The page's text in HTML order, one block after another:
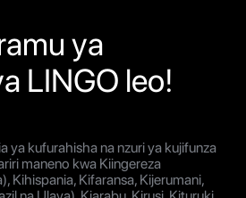
ya
LINGO leo!
ya kufurahisha na nzuri ya kujifunza
maneno kwa Kiingereza
Kihispania, Kifaransa, Kijerumani,